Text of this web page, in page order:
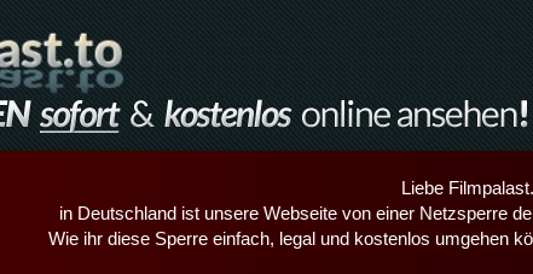
Liebe
in Deutschland ist unsere Webseite von einer Netzsperre
Wie ihr diese Sperre einfach, legal und kostenlos umgehen